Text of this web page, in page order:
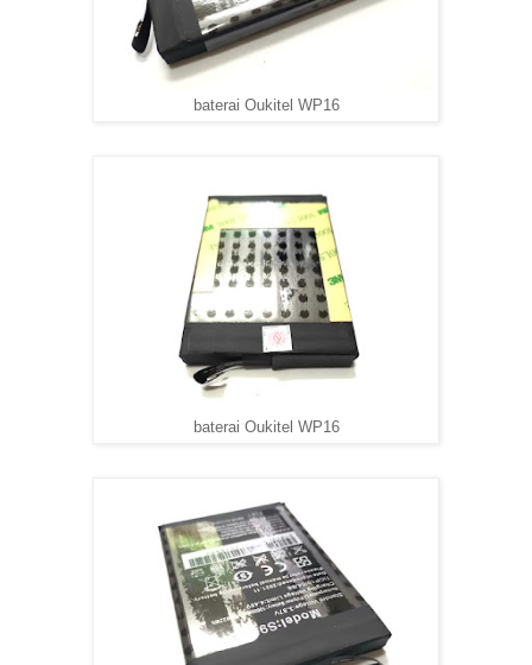
baterai Oukitel WP16
baterai Oukitel WP16